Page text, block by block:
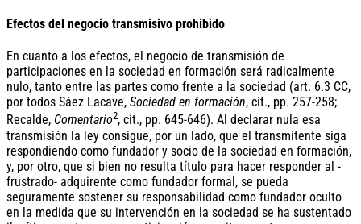
Efectos del negocio transmisivo prohibido
En cuanto a los efectos, el negocio de transmisión de
participaciones en la sociedad en formación será radicalmente
nulo, tanto entre las partes como frente a la sociedad (art. 6.3 CC,
por todos Sáez Lacave, Sociedad en formación, cit., pp. 257-258;
Recalde, Comentario2, cit., pp. 645-646). Al declarar nula esa
transmisión la ley consigue, por un lado, que el transmitente siga
respondiendo como fundador y socio de la sociedad en formación,
y, por otro, que si bien no resulta título para hacer responder al -
frustrado- adquirente como fundador formal, se pueda
seguramente sostener su responsabilidad como fundador oculto
en la medida que su intervención en la sociedad se ha sustentado